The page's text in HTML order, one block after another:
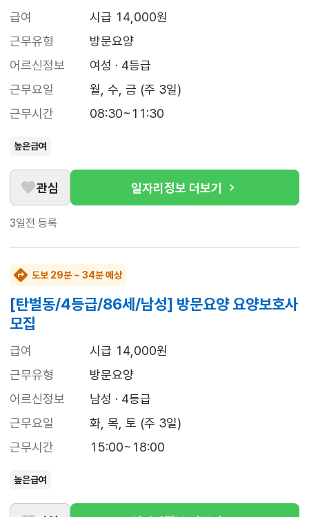
급여
시급 14,000원
근무유형
방문요양
어르신정보
여성 · 4등급
근무요일
월, 수, 금 (주 3일)
근무시간
08:30~11:30
높은급여
관심 일자리정보 더보기
3일전 등록
도보 29분 ~ 34분 예상
[탄벌동/4등급/86세/남성] 방문요양 요양보호사
모집
급여
시급 14,000원
근무유형
방문요양
어르신정보
남성 · 4등급
근무요일
화, 목, 토 (주 3일)
근무시간
15:00~18:00
높은급여